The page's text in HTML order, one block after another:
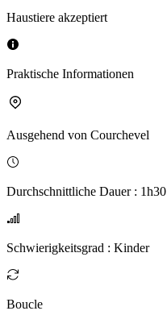
Haustiere akzeptiert
Praktische Informationen
Ausgehend von Courchevel
Durchschnittliche Dauer: 1h30
Schwierigkeitsgrad : Kinder
Boucle